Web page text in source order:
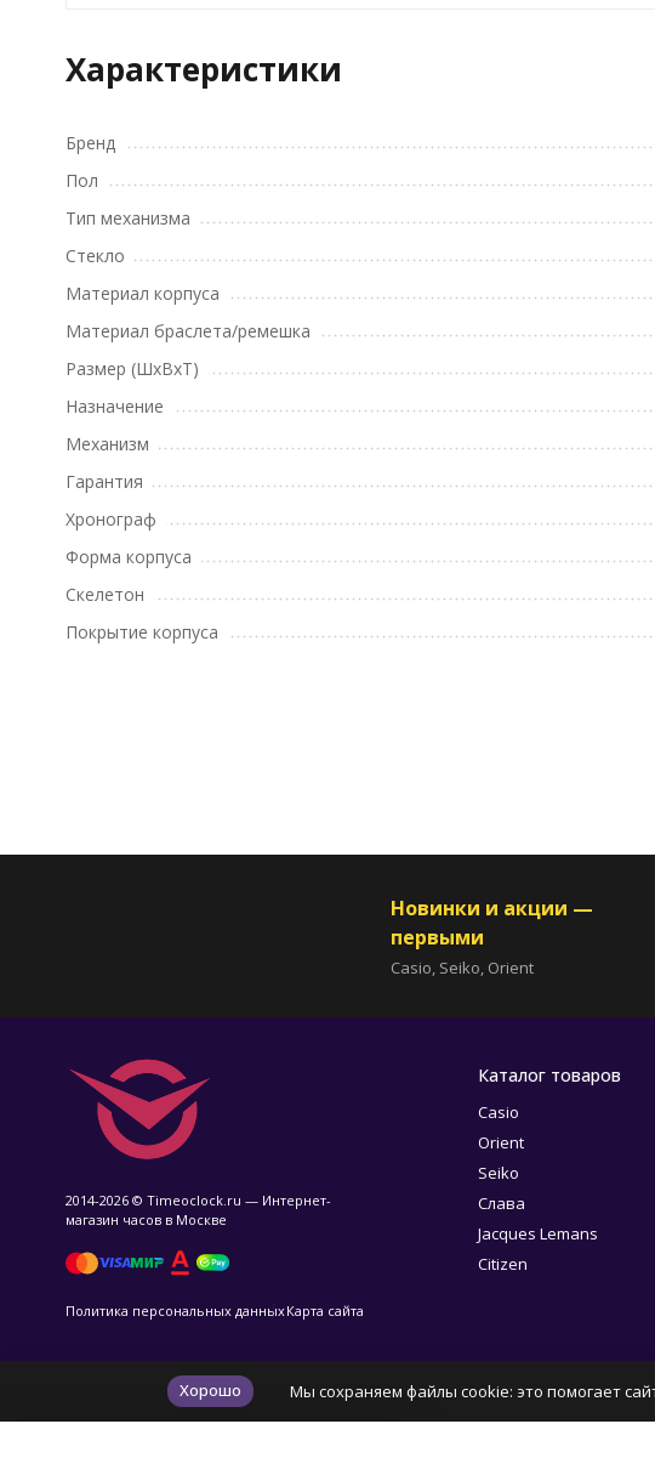
Характеристики
Бренд
Пол
Тип механизма
Стекло
Материал корпуса
Материал браслета/ремешка
Размер (ШхВхТ)
Назначение
Механизм
Гарантия
Хронограф
Форма корпуса
Скелетон
Покрытие корпуса
Новинки и акции —
первыми
Casio, Seiko, Orient
2014-2026 © Timeoclock.ru — Интернет-
магазин часов в Москве
Политика персональных данныхКарта сайта
Каталог товаров
Casio
Orient
Seiko
Слава
Jacques Lemans
Citizen
Хорошо Мы сохраняем файлы cookie: это помогает